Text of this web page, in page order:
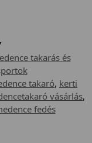
takarás és
takaró, kerti
vásárlás,
fedés